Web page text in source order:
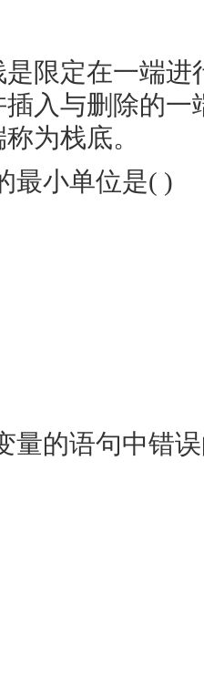
定在一端进
入与删除的
为栈底。
小单位是( )
的语句中错误